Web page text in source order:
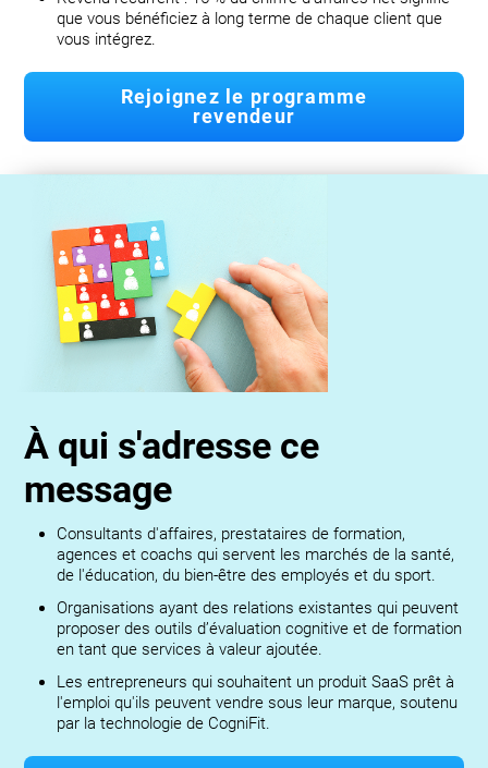
que vous bénéficiez à long terme de chaque client que
vous intégrez.
Rejoignez le programme
revendeur
À qui s'adresse ce
message
Consultants d'affaires, prestataires de formation,
agences et coachs qui servent les marchés de la santé,
de l'éducation, du bien-être des employés et du sport.
Organisations ayant des relations existantes qui peuvent
proposer des outils d’évaluation cognitive et de formation
en tant que services à valeur ajoutée.
Les entrepreneurs qui souhaitent un produit SaaS prêt à
l'emploi qu'ils peuvent vendre sous leur marque, soutenu
par la technologie de CogniFit.